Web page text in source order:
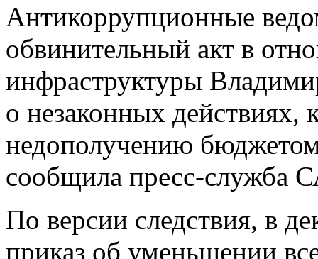
Антикоррупционные
обвинительный акт в
инфраструктуры
о незаконных действиях,
недополучению
сообщила пресс-служба
По версии следствия, в
приказ об уменьшении